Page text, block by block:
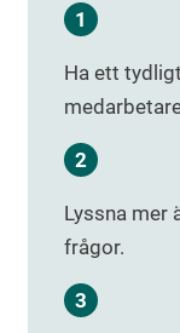
Ha ett
Lyssna mer
frågor.